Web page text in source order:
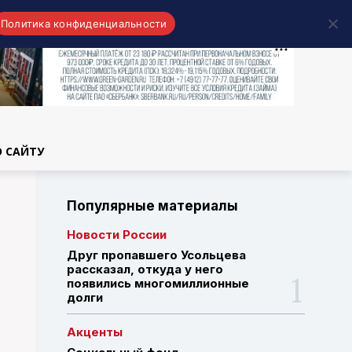
САЙТУ
Популярные материалы
Новости России
Друг пропавшего Усольцева
рассказал, откуда у него
появились многомиллионные
долги
Акценты
Политика конфиденциальности